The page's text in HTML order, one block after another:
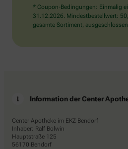
* Coupon-Bedingungen: Einmalig
31.12.2026. Mindestbestellwert:
gesamte Sortiment,
Information der Center
Center Apotheke im EKZ Bendorf
Inhaber: Ralf Bolwin
Hauptstraße 125
56170 Bendorf